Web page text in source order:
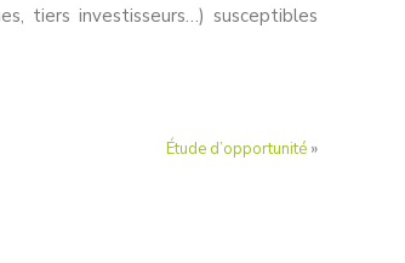
tiers investisseurs…) susceptibles
Étude d’opportunité »